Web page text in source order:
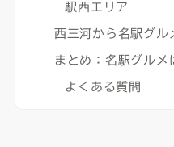
駅西エリア
西三河から名駅グル
まとめ：名駅グルメ
よくある質問